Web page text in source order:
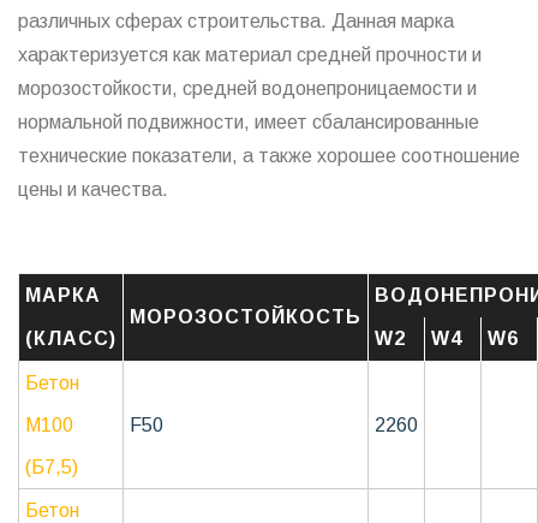
различных сферах строительства. Данная марка
характеризуется как материал средней прочности и
морозостойкости, средней водонепроницаемости и
нормальной подвижности, имеет сбалансированные
технические показатели, а также хорошее соотношение
цены и качества.
МАРКА
(КЛАСС)
МОРОЗОСТОЙКОСТЬ
W2 W4 W6
Бетон
М100
(Б7,5)
F50 2260
Бетон